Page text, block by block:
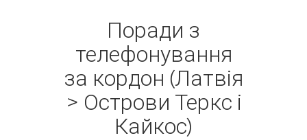
Поради з
телефонування
за кордон (Латвія
> Острови Теркс і
Кайкос)